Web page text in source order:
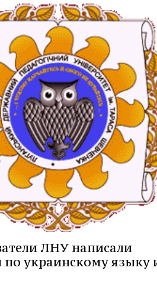
ЛНУ написали
по украинскому языку